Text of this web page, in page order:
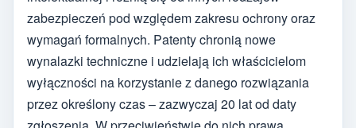
zabezpieczeń pod względem zakresu ochrony oraz
wymagań formalnych. Patenty chronią nowe
wynalazki techniczne i udzielają ich właścicielom
wyłączności na korzystanie z danego rozwiązania
przez określony czas – zazwyczaj 20 lat od daty